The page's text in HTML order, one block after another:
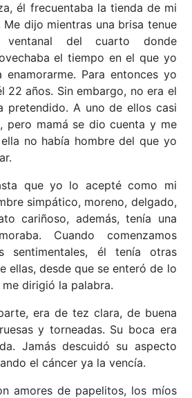
él frecuentaba la tienda de mi
Me dijo mientras una brisa tenue
del cuarto donde
el tiempo en el que yo
enamorarme. Para entonces yo
22 años. Sin embargo, no era el
pretendido. A uno de ellos casi
pero mamá se dio cuenta y me
no había hombre del que yo
que yo lo acepté como mi
simpático, moreno, delgado,
cariñoso, además, tenía una
Cuando comenzamos
sentimentales, él tenía otras
ellas, desde que se enteró de lo
dirigió la palabra.
era de tez clara, de buena
y torneadas. Su boca era
Jamás descuidó su aspecto
el cáncer ya la vencía.
amores de papelitos, los míos